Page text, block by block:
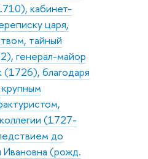
кабинет-
царя,
тайный
генерал-майор
благодаря
(1727-
до
(рожд.